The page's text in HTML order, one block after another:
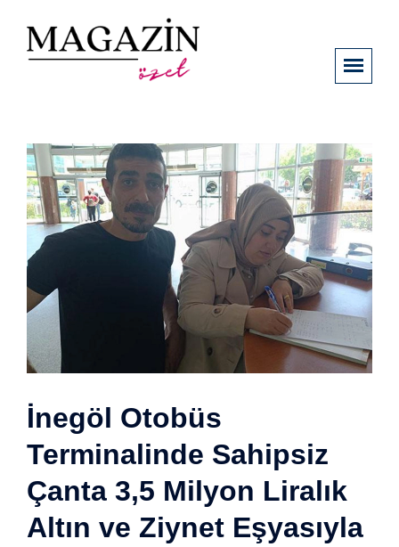
İnegöl Otobüs
Terminalinde Sahipsiz
Çanta 3,5 Milyon Liralık
Altın ve Ziynet Eşyasıyla